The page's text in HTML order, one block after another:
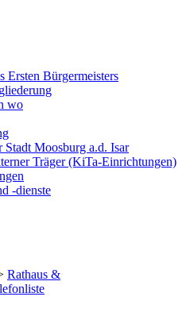
Ersten Bürgermeisters
wo
Stadt Moosburg a.d. Isar
Träger (KiTa-Einrichtungen)
-dienste
Rathaus &